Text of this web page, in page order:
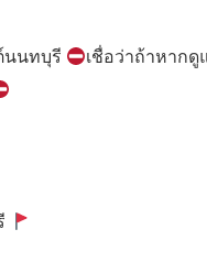
นนทบุรี
เชื่อว่าถ้าหาก